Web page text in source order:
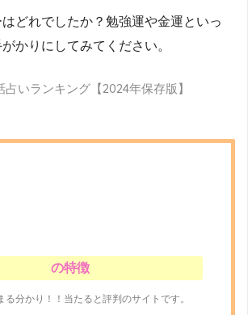
どれでしたか？勉強運や金運といっ
かりにしてみてください。
占いランキング【2024年保存版】
の特徴
る分かり！！当たると評判のサイトです。